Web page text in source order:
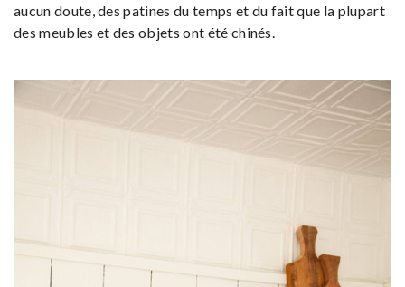
aucun doute, des patines du temps et du fait que la plupart
des meubles et des objets ont été chinés.